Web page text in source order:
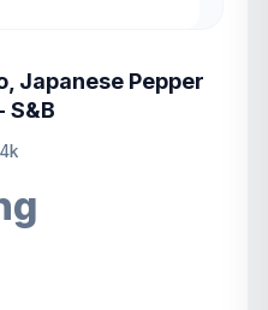
Japanese Pepper
S&B